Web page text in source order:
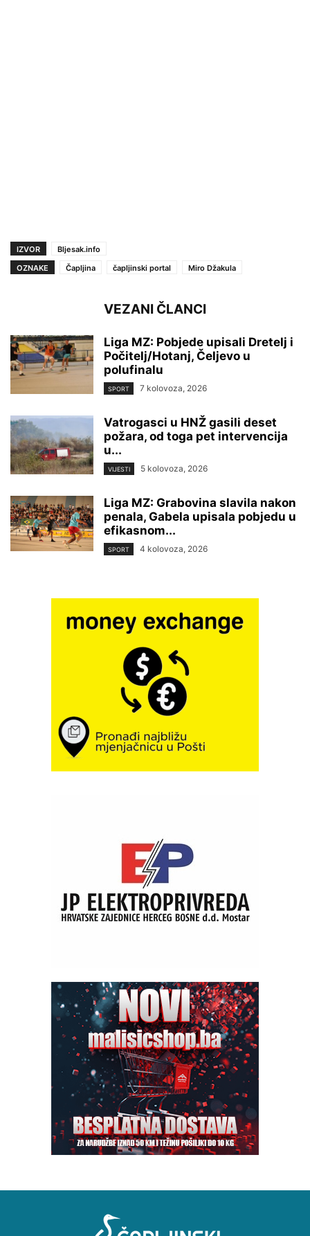
IZVOR
Bljesak.info
OZNAKE
Čapljina čapljinski portal Miro Džakula
VEZANI ČLANCI
Liga MZ: Pobjede upisali Dretelj i
Počitelj/Hotanj, Čeljevo u
polufinalu
SPORT 7 kolovoza, 2026
Vatrogasci u HNŽ gasili deset
požara, od toga pet intervencija
u...
VIJESTI 5 kolovoza, 2026
Liga MZ: Grabovina slavila nakon
penala, Gabela upisala pobjedu u
efikasnom...
SPORT 4 kolovoza, 2026